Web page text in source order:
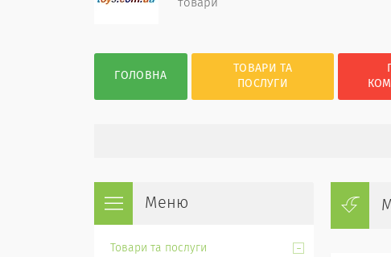
товари
ГОЛОВНА
ТОВАРИ ТА
ПОСЛУГИ
Товари та послуги